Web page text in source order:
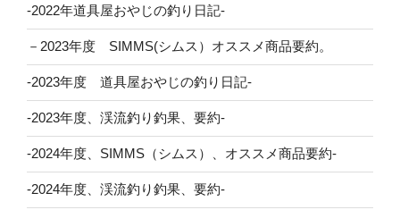
-2022年道具屋おやじの釣り日記-
－2023年度 SIMMS(シムス）オススメ商品要約。
-2023年度 道具屋おやじの釣り日記-
-2023年度、渓流釣り釣果、要約-
-2024年度、SIMMS（シムス）、オススメ商品要約-
-2024年度、渓流釣り釣果、要約-